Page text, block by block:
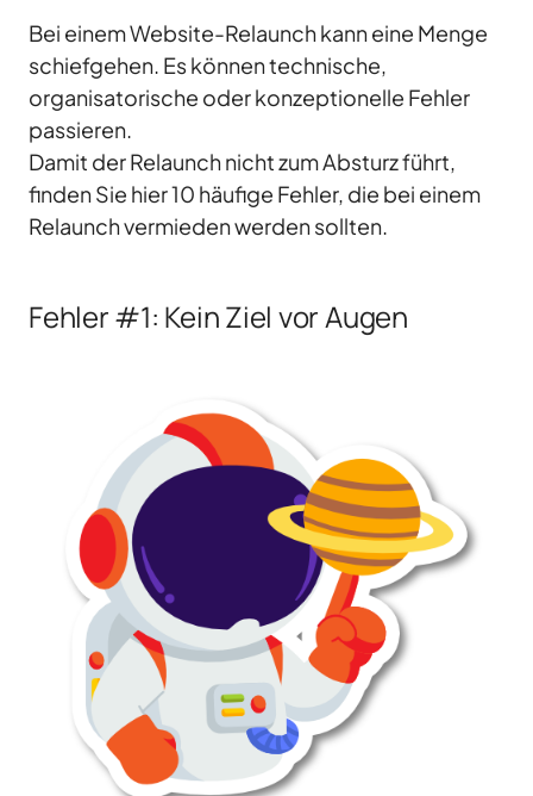
Bei einem Website-Relaunch kann eine Menge
schiefgehen. Es können technische,
organisatorische oder konzeptionelle Fehler
passieren.
Damit der Relaunch nicht zum Absturz führt,
finden Sie hier 10 häufige Fehler, die bei einem
Relaunch vermieden werden sollten.
Fehler #1: Kein Ziel vor Augen